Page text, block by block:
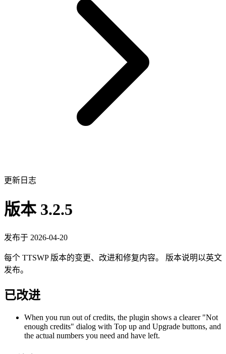
更新日志
版本 3.2.5
发布于 2026-04-20
每个 TTSWP 版本的变更、改进和修复内容。 版本说明以英文
发布。
已改进
When you run out of credits, the plugin shows a clearer "Not
enough credits" dialog with Top up and Upgrade buttons, and
the actual numbers you need and have left.